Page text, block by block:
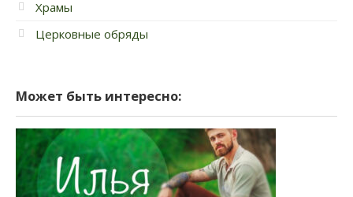
Храмы
Церковные обряды
Может быть интересно: